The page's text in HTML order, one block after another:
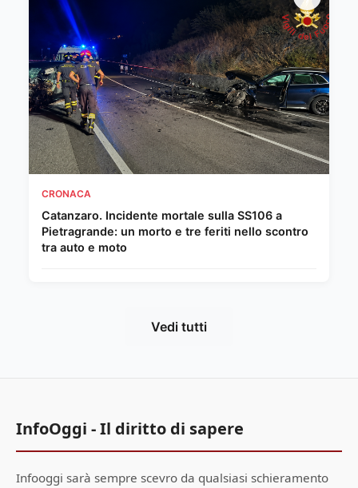
CRONACA
Catanzaro. Incidente mortale sulla SS106 a
Pietragrande: un morto e tre feriti nello scontro
tra auto e moto
Vedi tutti
InfoOggi - Il diritto di sapere
Infooggi sarà sempre scevro da qualsiasi schieramento